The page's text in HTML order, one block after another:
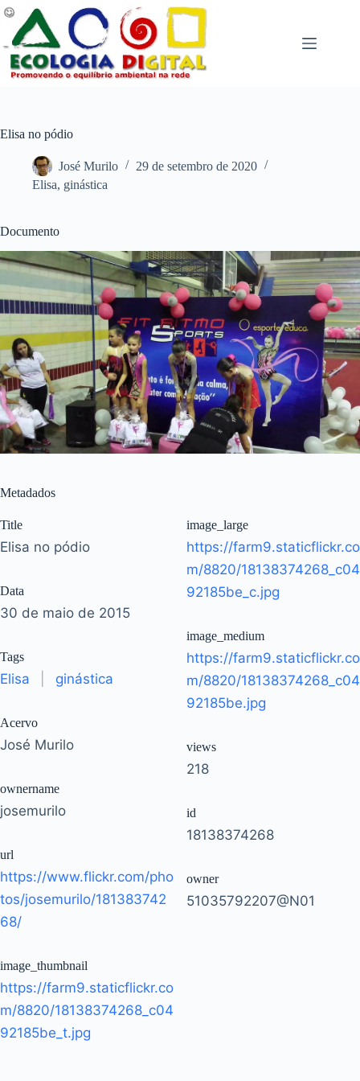
Pular
para
conteúdo
Elisa no pódio
José Murilo
29 de setembro de 2020
Elisa, ginástica
Documento
Metadados
Title
Elisa no pódio
Data
30 de maio de 2015
Tags
Elisa ginástica
Acervo
José Murilo
ownername
josemurilo
url
https://www.flickr.com/pho
tos/josemurilo/181383742
68/
image_thumbnail
https://farm9.staticflickr.co
m/8820/18138374268_c04
92185be_t.jpg
image_large
https://farm9.staticflickr.co
m/8820/18138374268_c04
92185be_c.jpg
image_medium
https://farm9.staticflickr.co
m/8820/18138374268_c04
92185be.jpg
views
218
id
18138374268
owner
51035792207@N01